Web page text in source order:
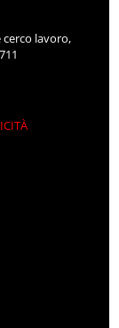
lavoro,